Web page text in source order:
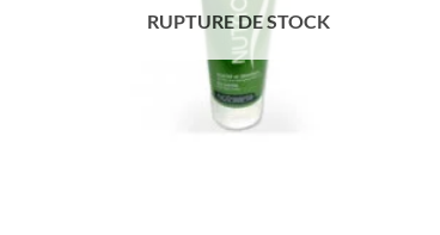
RUPTURE DE STOCK